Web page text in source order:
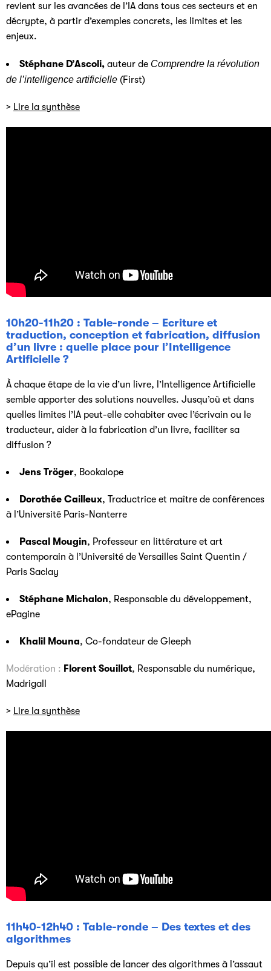
revient sur les avancées de l’IA dans tous ces secteurs et en
décrypte, à partir d’exemples concrets, les limites et les
enjeux.
Stéphane D’Ascoli, auteur de Comprendre la révolution
de l’intelligence artificielle (First)
> Lire la synthèse
10h20-11h20 : Table-ronde – Ecriture et
traduction, conception et fabrication, diffusion
d’un livre : quelle place pour l’Intelligence
Artificielle ?
À chaque étape de la vie d’un livre, l’Intelligence Artificielle
semble apporter des solutions nouvelles. Jusqu’où et dans
quelles limites l’IA peut-elle cohabiter avec l’écrivain ou le
traducteur, aider à la fabrication d’un livre, faciliter sa
diffusion ?
Jens Tröger, Bookalope
Dorothée Cailleux, Traductrice et maître de conférences
à l’Université Paris-Nanterre
Pascal Mougin, Professeur en littérature et art
contemporain à l’Université de Versailles Saint Quentin /
Paris Saclay
Stéphane Michalon, Responsable du développement,
ePagine
Khalil Mouna, Co-fondateur de Gleeph
Modération : Florent Souillot, Responsable du numérique,
Madrigall
> Lire la synthèse
11h40-12h40 : Table-ronde – Des textes et des
algorithmes
Depuis qu’il est possible de lancer des algorithmes à l’assaut